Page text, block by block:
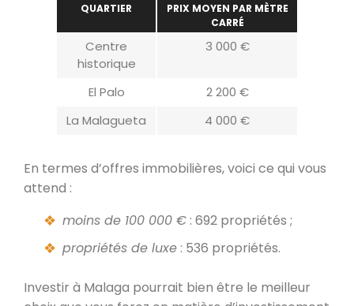
QUARTIER
PRIX MOYEN PAR MÈTRE
CARRÉ
Centre
historique
3 000 €
El Palo
2 200 €
La Malagueta
4 000 €
En termes d’offres immobilières, voici ce qui vous
attend :
moins de 100 000 € : 692 propriétés ;
propriétés de luxe : 536 propriétés.
Investir à Malaga pourrait bien être le meilleur